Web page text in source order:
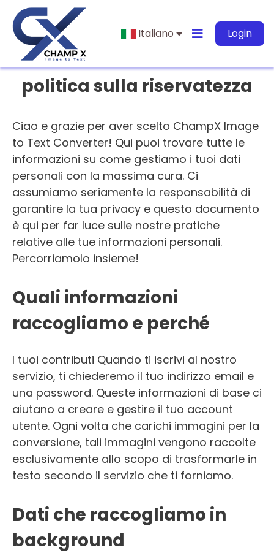
Italiano Login
politica sulla riservatezza
Ciao e grazie per aver scelto ChampX Image
to Text Converter! Qui puoi trovare tutte le
informazioni su come gestiamo i tuoi dati
personali con la massima cura. Ci
assumiamo seriamente la responsabilità di
garantire la tua privacy e questo documento
è qui per far luce sulle nostre pratiche
relative alle tue informazioni personali.
Percorriamolo insieme!
Quali informazioni
raccogliamo e perché
I tuoi contributi Quando ti iscrivi al nostro
servizio, ti chiederemo il tuo indirizzo email e
una password. Queste informazioni di base ci
aiutano a creare e gestire il tuo account
utente. Ogni volta che carichi immagini per la
conversione, tali immagini vengono raccolte
esclusivamente allo scopo di trasformarle in
testo secondo il servizio che ti forniamo.
Dati che raccogliamo in
background